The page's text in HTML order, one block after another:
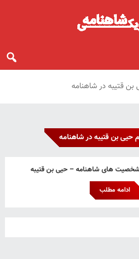
بن قتیبه در شاهنامه
حیی بن قتیبه در شاهنامه
های شاهنامه – حیی بن قتیبه
ادامه مطلب